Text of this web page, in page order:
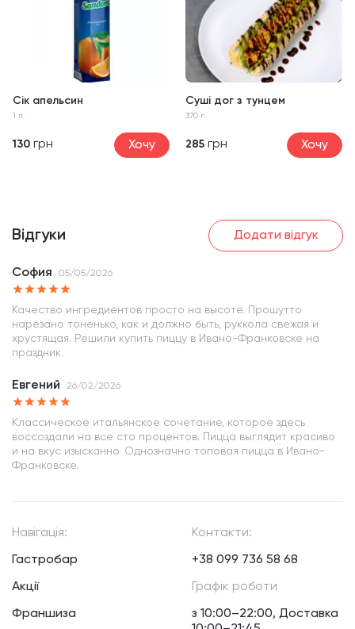
Сік апельсин
1 л.
130 грн Хочу
Суші дог з тунцем
370 г.
285 грн Хочу
Відгуки Додати відгук
София 05/05/2026
Качество ингредиентов просто на высоте. Прошутто
нарезано тоненько, как и должно быть, руккола свежая и
хрустящая. Решили купить пиццу в Ивано-Франковске на
праздник.
Евгений 26/02/2026
Классическое итальянское сочетание, которое здесь
воссоздали на все сто процентов. Пицца выглядит красиво
и на вкус изысканно. Однозначно топовая пицца в Ивано-
Франковске.
Навігація:
Гастробар
Акції
Франшиза
Контакти:
+38 099 736 58 68
Графік роботи
з 10:00–22:00, Доставка